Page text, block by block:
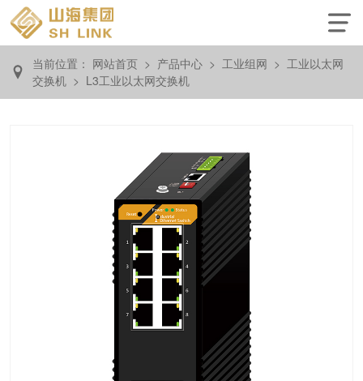
当前位置： 网站首页 > 产品中心 > 工业组网 > 工业以太网
交换机 > L3工业以太网交换机